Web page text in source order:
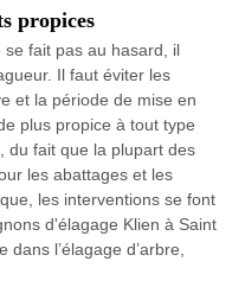
propices
fait pas au hasard, il
Il faut éviter les
et la période de mise en
plus propice à tout type
du fait que la plupart des
les abattages et les
les interventions se font
d'élagage Klien à Saint
l’élagage d’arbre,